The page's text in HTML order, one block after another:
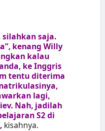
silahkan saja.
kenang Willy
kalau
ke Inggris
tentu diterima
lagi,
Nah, jadilah
S2 di
kisahnya.